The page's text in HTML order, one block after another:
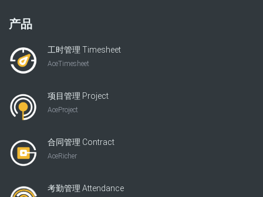
产品
工时管理 Timesheet
AceTimesheet
项目管理 Project
AceProject
合同管理 Contract
AceRicher
考勤管理 Attendance